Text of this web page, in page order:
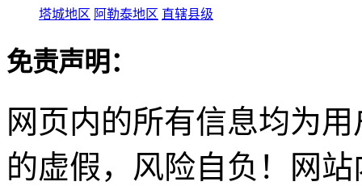
塔城地区 阿勒泰地区 直辖县级
免责声明：
网页内的所有信息均为
的虚假，风险自负！网